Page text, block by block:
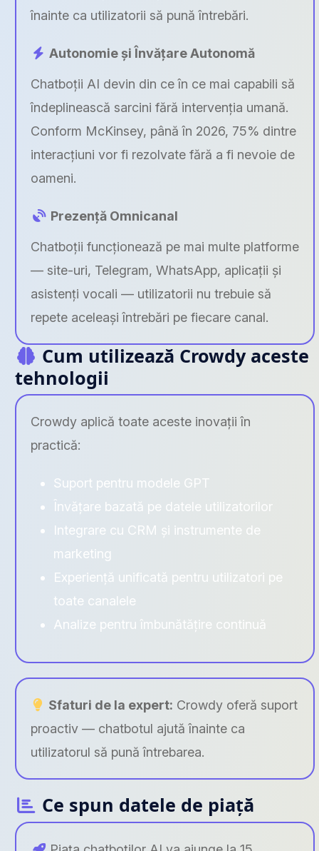
înainte ca utilizatorii să pună întrebări.
Autonomie și Învățare Autonomă
Chatboții AI devin din ce în ce mai capabili să
îndeplinească sarcini fără intervenția umană.
Conform McKinsey, până în 2026, 75% dintre
interacțiuni vor fi rezolvate fără a fi nevoie de
oameni.
Prezență Omnicanal
Chatboții funcționează pe mai multe platforme
— site-uri, Telegram, WhatsApp, aplicații și
asistenți vocali — utilizatorii nu trebuie să
repete aceleași întrebări pe fiecare canal.
Cum utilizează Crowdy aceste
tehnologii
Crowdy aplică toate aceste inovații în
practică:
Suport pentru modele GPT
Învățare bazată pe datele utilizatorilor
Integrare cu CRM și instrumente de
marketing
Experiență unificată pentru utilizatori pe
toate canalele
Analize pentru îmbunătățire continuă
Sfaturi de la expert: Crowdy oferă suport
proactiv — chatbotul ajută înainte ca
utilizatorul să pună întrebarea.
Ce spun datele de piață